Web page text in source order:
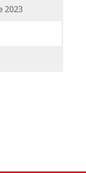
2023